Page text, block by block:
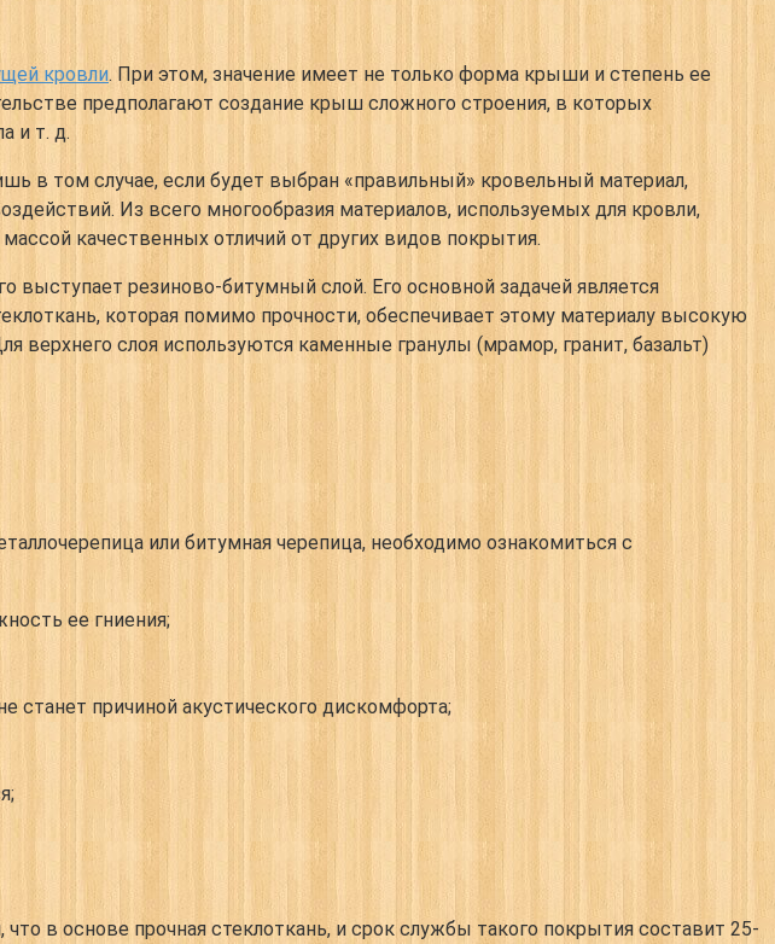
кровли. При этом, значение имеет не только форма крыши и степень ее
предполагают создание крыш сложного строения, в которых
и т. д.
в том случае, если будет выбран «правильный» кровельный материал,
Из всего многообразия материалов, используемых для кровли,
качественных отличий от других видов покрытия.
выступает резиново-битумный слой. Его основной задачей является
которая помимо прочности, обеспечивает этому материалу высокую
слоя используются каменные гранулы (мрамор, гранит, базальт)
или битумная черепица, необходимо ознакомиться с
ее гниения;
станет причиной акустического дискомфорта;
в основе прочная стеклоткань, и срок службы такого покрытия составит 25-